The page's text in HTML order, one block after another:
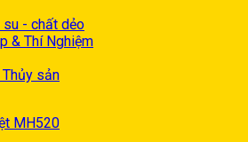
su - chất dẻo
& Thí Nghiệm
sản